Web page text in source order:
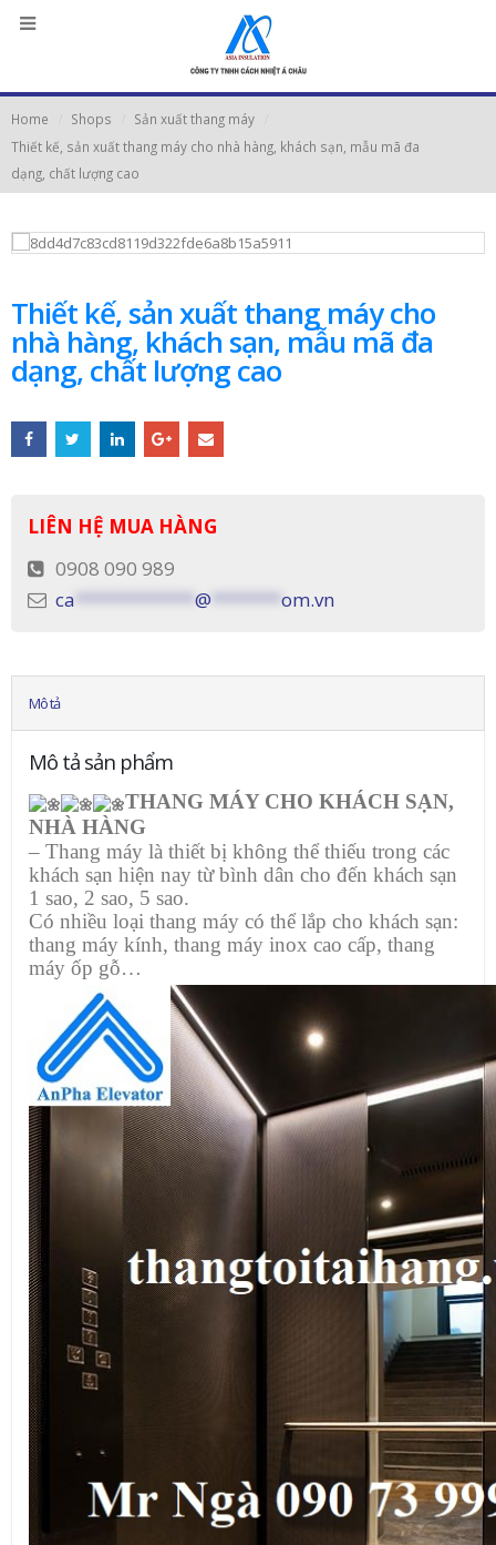
Home Shops
Sản xuất thang máy
Thiết kế, sản xuất thang máy cho nhà hàng, khách sạn, mẫu mã đa
dạng, chất lượng cao
Thiết kế, sản xuất thang máy cho
nhà hàng, khách sạn, mẫu mã đa
dạng, chất lượng cao
LIÊN HỆ MUA HÀNG
0908 090 989
ca
@ om.vn
Mô tả
Mô tả sản phẩm
THANG MÁY CHO KHÁCH SẠN,
NHÀ HÀNG
– Thang máy là thiết bị không thể thiếu trong các
khách sạn hiện nay từ bình dân cho đến khách sạn
1 sao, 2 sao, 5 sao.
Có nhiều loại thang máy có thể lắp cho khách sạn:
thang máy kính, thang máy inox cao cấp, thang
máy ốp gỗ…